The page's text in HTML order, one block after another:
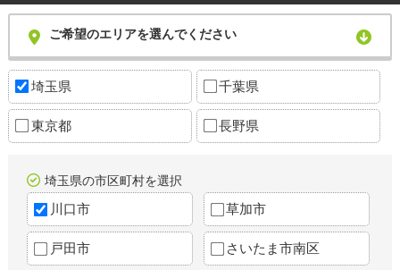
ご希望のエリアを選んでください
埼玉県 千葉県
東京都 長野県
埼玉県の市区町村を選択
川口市 草加市
戸田市 さいたま市南区